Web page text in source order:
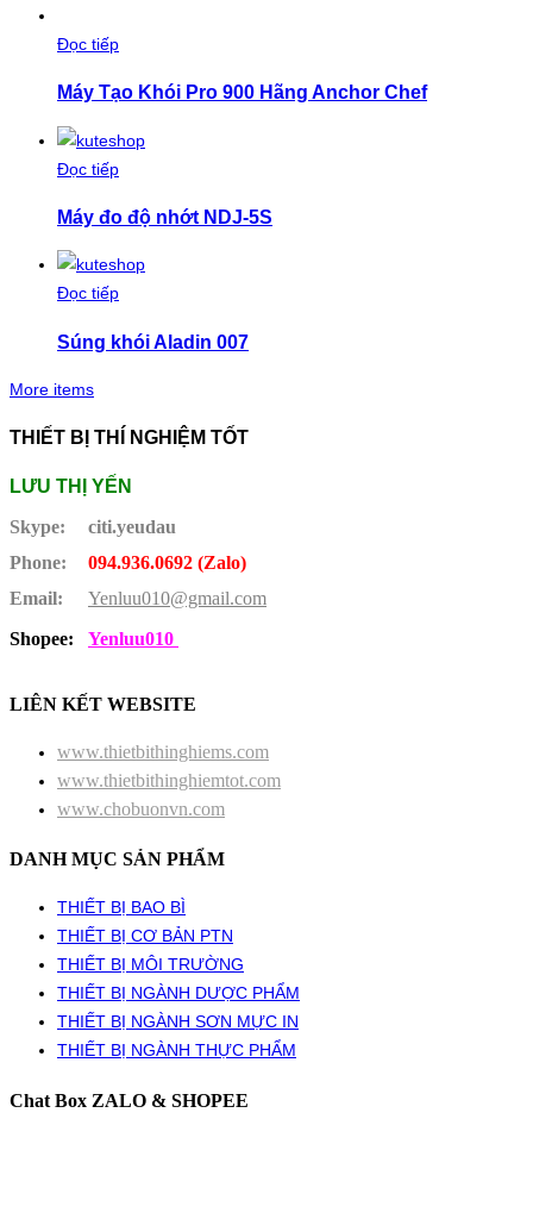
Đọc tiếp
Máy Tạo Khói Pro 900 Hãng Anchor Chef
Đọc tiếp
Máy đo độ nhớt NDJ-5S
Đọc tiếp
Súng khói Aladin 007
More items
THIẾT BỊ THÍ NGHIỆM TỐT
LƯU THỊ YẾN
Skype:
citi.yeudau
Phone:
094.936.0692 (Zalo)
Email:
Yenluu010@gmail.com
Shopee:
Yenluu010
LIÊN KẾT WEBSITE
www.thietbithinghiems.com
www.thietbithinghiemtot.com
www.chobuonvn.com
DANH MỤC SẢN PHẨM
THIẾT BỊ BAO BÌ
THIẾT BỊ CƠ BẢN PTN
THIẾT BỊ MÔI TRƯỜNG
THIẾT BỊ NGÀNH DƯỢC PHẨM
THIẾT BỊ NGÀNH SƠN MỰC IN
THIẾT BỊ NGÀNH THỰC PHẨM
Chat Box ZALO & SHOPEE